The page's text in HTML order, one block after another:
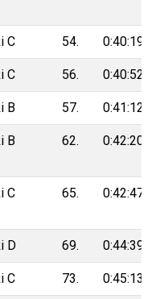
C 54. 0:40:19
C 56. 0:40:52
B 57. 0:41:12
B 62. 0:42:20
C 65. 0:42:47
D 69. 0:44:39
C 73. 0:45:13